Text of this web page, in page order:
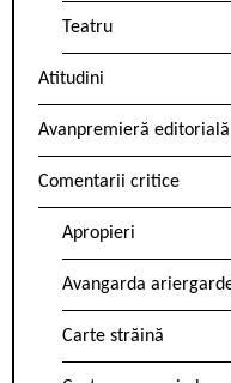
Teatru
Atitudini
Avanpremieră editorială
Comentarii critice
Apropieri
Avangarda
Carte străină